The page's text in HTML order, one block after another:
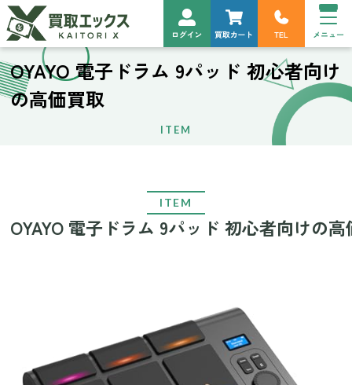
OYAYO 電子ドラム 9パッド 初心者向け
の高価買取
ITEM
ITEM
OYAYO 電子ドラム 9パッド 初心者向けの